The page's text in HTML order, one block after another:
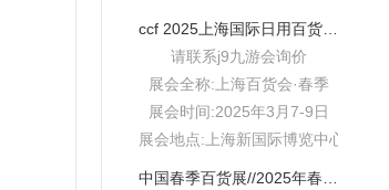
请联系j9九游会询价
展会全称:上海百货会·春季
展会时间:2025年3月7-9日
展会地点:上海新国际博览中心w1-w5